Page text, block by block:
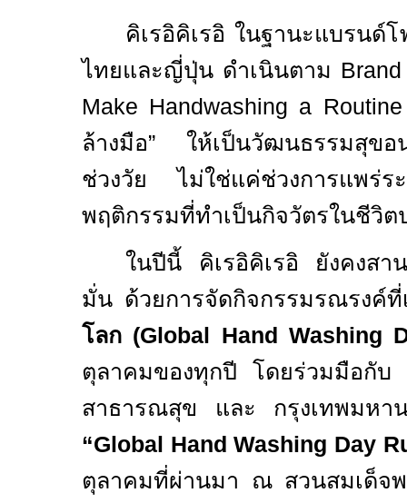
คิเรอิคิเรอิ ในฐานะแบรนด์
ไทยและญี่ปุ่น ดำเนินตาม
Make Handwashing a
ล้างมือ” ให้เป็นวัฒนธรรมสุขอ
ช่วงวัย ไม่ใช่แค่ช่วงการแพร่
พฤติกรรมที่ทำเป็นกิจวัตรในชีวิต
ในปีนี้ คิเรอิคิเรอิ ยังคงสา
มั่น ด้วยการจัดกิจกรรมรณรงค์
โลก (Global Hand Washing
ตุลาคมของทุกปี โดยร่วมมือกับ
สาธารณสุข และ กรุงเทพมหา
“Global Hand Washing Day
ตุลาคมที่ผ่านมา ณ สวนสมเด็จพ